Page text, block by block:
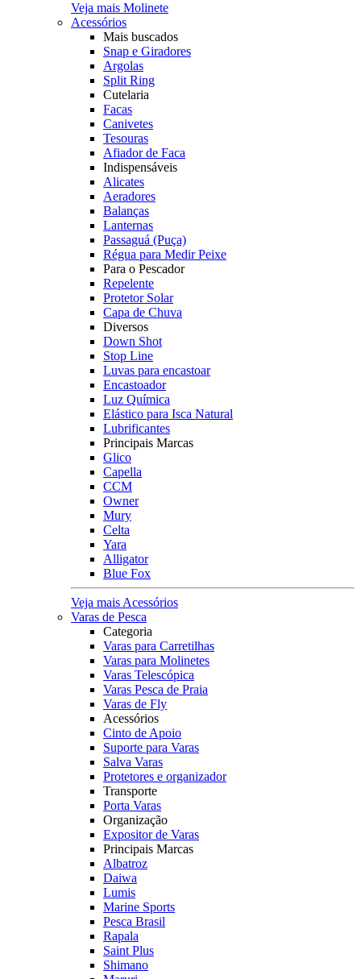
Veja mais Molinete
Acessórios
Mais buscados
Snap e Giradores
Argolas
Split Ring
Cutelaria
Facas
Canivetes
Tesouras
Afiador de Faca
Indispensáveis
Alicates
Aeradores
Balanças
Lanternas
Passaguá (Puça)
Régua para Medir Peixe
Para o Pescador
Repelente
Protetor Solar
Capa de Chuva
Diversos
Down Shot
Stop Line
Luvas para encastoar
Encastoador
Luz Química
Elástico para Isca Natural
Lubrificantes
Principais Marcas
Glico
Capella
CCM
Owner
Mury
Celta
Yara
Alligator
Blue Fox
Veja mais Acessórios
Varas de Pesca
Categoria
Varas para Carretilhas
Varas para Molinetes
Varas Telescópica
Varas Pesca de Praia
Varas de Fly
Acessórios
Cinto de Apoio
Suporte para Varas
Salva Varas
Protetores e organizador
Transporte
Porta Varas
Organização
Expositor de Varas
Principais Marcas
Albatroz
Daiwa
Lumis
Marine Sports
Pesca Brasil
Rapala
Saint Plus
Shimano